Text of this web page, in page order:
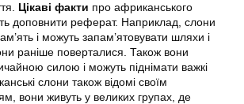
Цікаві факти про африканського
доповнити реферат. Наприклад, слони
і можуть запам’ятовувати шляхи і
раніше поверталися. Також вони
силою і можуть піднімати важкі
слони також відомі своїм
вони живуть у великих групах, де